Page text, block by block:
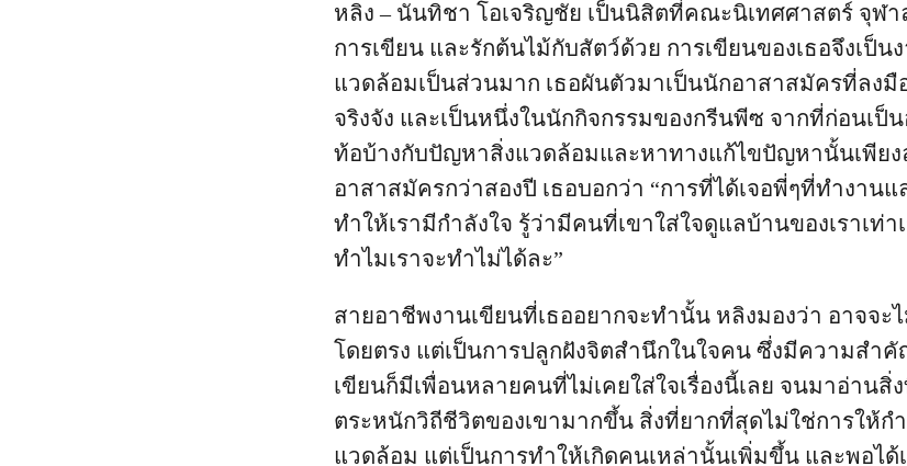
หลิง – นันทิชา โอเจริญชัย เป็นนิสิตที่คณะนิเทศศาสตร์ จุฬ
การเขียน และรักต้นไม้กับสัตว์ด้วย การเขียนของเธอจึงเป็น
แวดล้อมเป็นส่วนมาก เธอผันตัวมาเป็นนักอาสาสมัครที่ลงมื
จริงจัง และเป็นหนึ่งในนักกิจกรรมของกรีนพีซ จากที่ก่อนเ
ท้อบ้างกับปัญหาสิ่งแวดล้อมและหาทางแก้ไขปัญหานั้นเพียง
อาสาสมัครกว่าสองปี เธอบอกว่า “การที่ได้เจอพี่ๆที่ทำงาน
ทำให้เรามีกำลังใจ รู้ว่ามีคนที่เขาใส่ใจดูแลบ้านของเราเท่า
ทำไมเราจะทำไม่ได้ละ”
สายอาชีพงานเขียนที่เธออยากจะทำนั้น หลิงมองว่า อาจจะ
โดยตรง แต่เป็นการปลูกฝังจิตสำนึกในใจคน ซึ่งมีความสำคั
เขียนก็มีเพื่อนหลายคนที่ไม่เคยใส่ใจเรื่องนี้เลย จนมาอ่านสิ่
ตระหนักวิถีชีวิตของเขามากขึ้น สิ่งที่ยากที่สุดไม่ใช่การให้ก
แวดล้อม แต่เป็นการทำให้เกิดคนเหล่านั้นเพิ่มขึ้น และพอไ